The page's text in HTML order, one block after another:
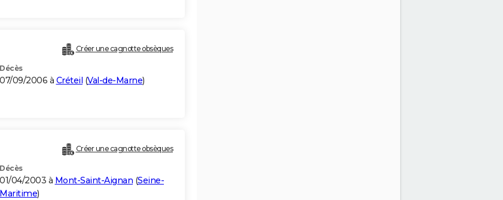
Créer une cagnotte obsèques
Décès
07/09/2006 à Créteil (Val-de-Marne)
Créer une cagnotte obsèques
Décès
01/04/2003 à Mont-Saint-Aignan (Seine-
Maritime)